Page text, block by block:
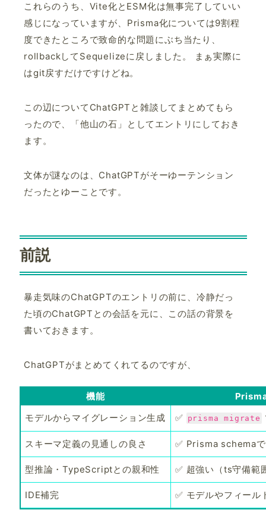
これらのうち、Vite化とESM化は無事完了していい
感じになっていますが、Prisma化については9割程
度できたところで致命的な問題にぶち当たり、
rollbackしてSequelizeに戻しました。 まぁ実際に
はgit戻すだけですけどね。
この辺についてChatGPTと雑談してまとめてもら
ったので、「他山の石」としてエントリにしておき
ます。
文体が謎なのは、ChatGPTがそーゆーテンション
だったとゆーことです。
前説
暴走気味のChatGPTのエントリの前に、冷静だっ
た頃のChatGPTとの会話を元に、この話の背景を
書いておきます。
ChatGPTがまとめてくれてるのですが、
機能
モデルからマイグレーション生成
✅ prisma migrate
スキーマ定義の見通しの良さ ✅ Prisma schema
型推論・TypeScriptとの親和性 ✅ 超強い（ts守備範
IDE補完 ✅ モデルやフィール